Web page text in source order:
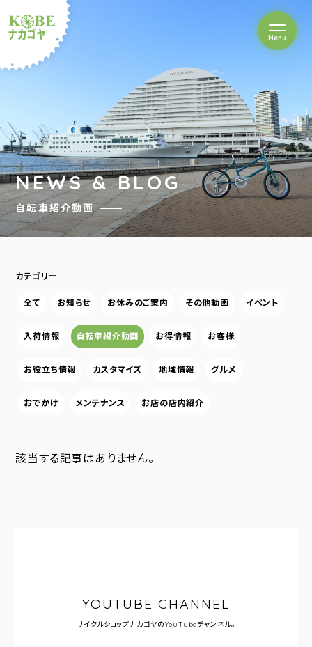
ルショップナカゴヤ
Menuを開閉
NEWS & BLOG
自転車紹介動画
カテゴリー
全て お知らせ お休みのご案内 その他動画 イベント
入荷情報 自転車紹介動画 お得情報 お客様
お役立ち情報 カスタマイズ 地域情報 グルメ
おでかけ メンテナンス お店の店内紹介
該当する記事はありません。
YOUTUBE CHANNEL
サイクルショップナカゴヤのYouTubeチャンネル。